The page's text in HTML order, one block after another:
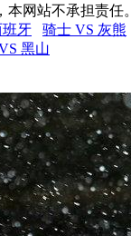
本网站不承担责任
班牙
骑士 VS 灰熊
黑山